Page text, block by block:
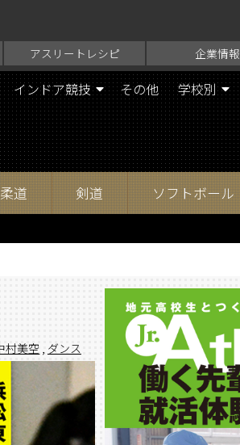
アスリートレシピ 企業情報
インドア競技 その他 学校別
柔道 剣道 ソフトボール
村美空 , ダンス